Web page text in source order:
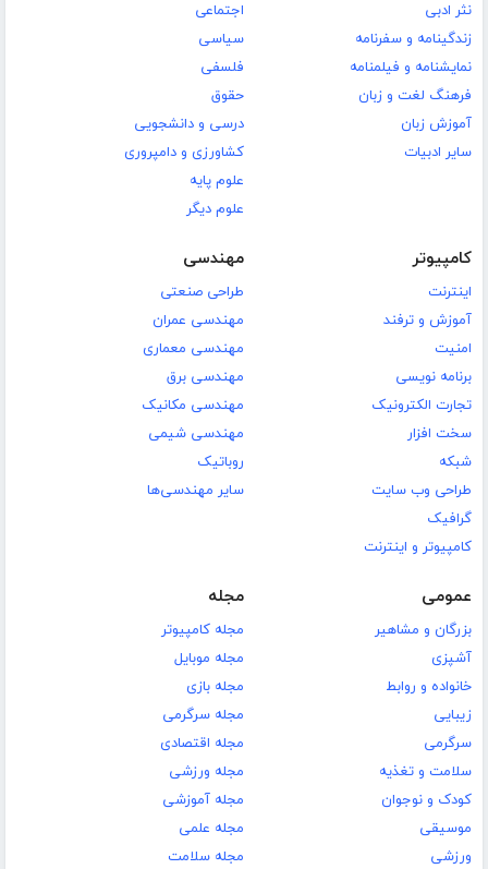
نثر ادبی
زندگینامه و سفرنامه
نمایشنامه و فیلمنامه
فرهنگ لغت و زبان
آموزش زبان
سایر ادبیات
اجتماعی
سیاسی
فلسفی
حقوق
درسی و دانشجویی
کشاورزی و دامپروری
علوم پایه
علوم دیگر
کامپیوتر
اینترنت
آموزش و ترفند
امنیت
برنامه نویسی
تجارت الکترونیک
سخت افزار
شبکه
طراحی وب سایت
گرافیک
کامپیوتر و اینترنت
مهندسی
طراحی صنعتی
مهندسی عمران
مهندسی معماری
مهندسی برق
مهندسی مکانیک
مهندسی شیمی
روباتیک
سایر مهندسی‌ها
عمومی
بزرگان و مشاهیر
آشپزی
خانواده و روابط
زیبایی
سرگرمی
سلامت و تغذیه
کودک و نوجوان
موسیقی
ورزشی
مجله
مجله کامپیوتر
مجله موبایل
مجله بازی
مجله سرگرمی
مجله اقتصادی
مجله ورزشی
مجله آموزشی
مجله علمی
مجله سلامت